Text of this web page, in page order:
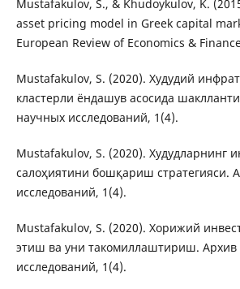
Mustafakulov, S., & Khudoykulov, K.
asset pricing model in Greek capital
European Review of Economics &
Mustafakulov, S. (2020). Худудий
кластерли ёндашув асосида
научных исследований, 1(4).
Mustafakulov, S. (2020). Худудларнинг
салоҳиятини бошқариш стратегияси.
исследований, 1(4).
Mustafakulov, S. (2020). Хорижий
этиш ва уни такомиллаштириш. Архив
исследований, 1(4).